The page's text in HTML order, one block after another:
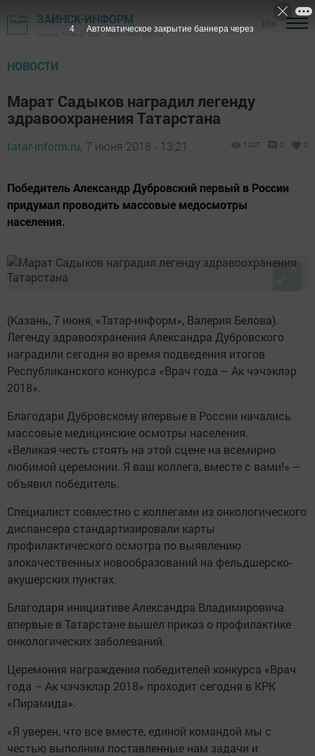
ЗАИНСК-ИНФОРМ
Газета "Новый Зай" - Заинский район
НОВОСТИ
Марат Садыков наградил легенду
здравоохранения Татарстана
tatar-inform.ru, 7 июня 2018 - 13:21 1027 0 0
Победитель Александр Дубровский первый в России
придумал проводить массовые медосмотры
населения.
(Казань, 7 июня, «Татар-информ», Валерия Белова).
Легенду здравоохранения Александра Дубровского
наградили сегодня во время подведения итогов
Республиканского конкурса «Врач года – Ак чэчэклэр
2018».
Благодаря Дубровскому впервые в России начались
массовые медицинские осмотры населения.
«Великая честь стоять на этой сцене на всемирно
любимой церемонии. Я ваш коллега, вместе с вами!» –
объявил победитель.
Специалист совместно с коллегами из онкологического
диспансера стандартизировали карты
профилактического осмотра по выявлению
злокачественных новообразований на фельдшерско-
акушерских пунктах.
Благодаря инициативе Александра Владимировича
впервые в Татарстане вышел приказ о профилактике
онкологических заболеваний.
Церемония награждения победителей конкурса «Врач
года – Ак чэчэклэр 2018» проходит сегодня в КРК
«Пирамида».
«Я уверен, что все вместе, единой командой мы с
честью выполним поставленные нам задачи и
3 Автоматическое закрытие баннера через